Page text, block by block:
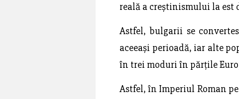
reală a creștinismului la est
Astfel, bulgarii se
aceeași perioadă, iar alte
în trei moduri în părțile
Astfel, în Imperiul Roman